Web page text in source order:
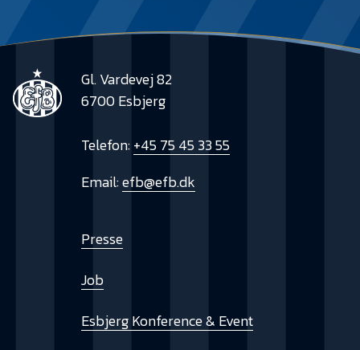
Gl. Vardevej 82
6700 Esbjerg
Telefon:+45 75 45 33 55
Email:efb@efb.dk
Presse
Job
Esbjerg Konference & Event